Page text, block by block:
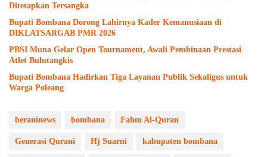
Ditetapkan Tersangka
Bupati Bombana Dorong Lahirnya Kader Kemanusiaan di
DIKLATSARGAB PMR 2026
PBSI Muna Gelar Open Tournament, Awali Pembinaan Prestasi
Atlet Bulutangkis
Bupati Bombana Hadirkan Tiga Layanan Publik Sekaligus untuk
Warga Poleang
beraninews bombana Fahm Al-Quran
Generasi Qurani Hj Suarni kabupaten bombana